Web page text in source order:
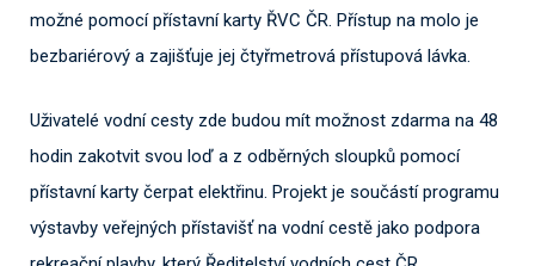
možné pomocí přístavní karty ŘVC ČR. Přístup na molo je
bezbariérový a zajišťuje jej čtyřmetrová přístupová lávka.
Uživatelé vodní cesty zde budou mít možnost zdarma na 48
hodin zakotvit svou loď a z odběrných sloupků pomocí
přístavní karty čerpat elektřinu. Projekt je součástí programu
výstavby veřejných přístavišť na vodní cestě jako podpora